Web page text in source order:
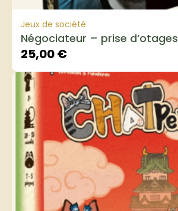
Jeux de société
Négociateur – prise d’otages
25,00€